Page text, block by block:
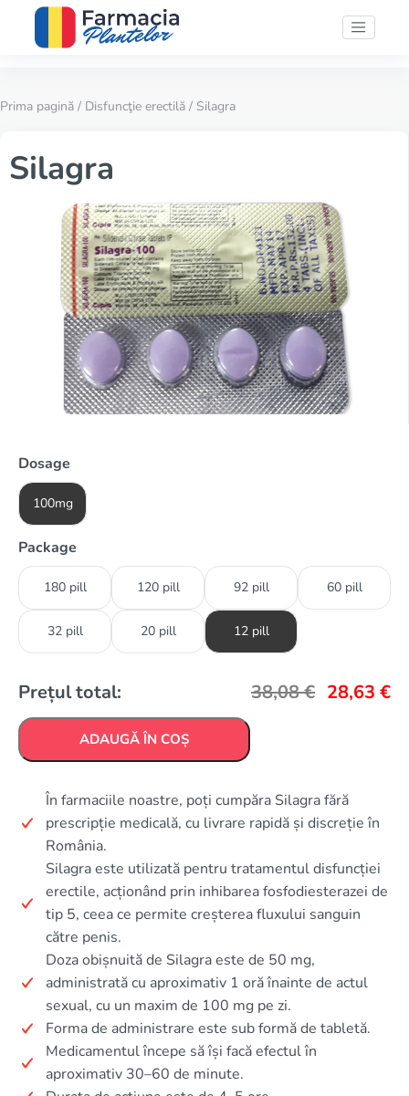
Prima pagină / Disfuncţie erectilă / Silagra
Silagra
Dosage
100mg
Package
180 pill 120 pill 92 pill 60 pill
32 pill 20 pill 12 pill
Prețul total: 38,08€ 28,63 €
ADAUGĂ ÎN COȘ
În farmaciile noastre, poți cumpăra Silagra fără
prescripție medicală, cu livrare rapidă și discreție în
România.
Silagra este utilizată pentru tratamentul disfuncției
erectile, acționând prin inhibarea fosfodiesterazei de
tip 5, ceea ce permite creșterea fluxului sanguin
către penis.
Doza obișnuită de Silagra este de 50 mg,
administrată cu aproximativ 1 oră înainte de actul
sexual, cu un maxim de 100 mg pe zi.
Forma de administrare este sub formă de tabletă.
Medicamentul începe să își facă efectul în
aproximativ 30–60 de minute.